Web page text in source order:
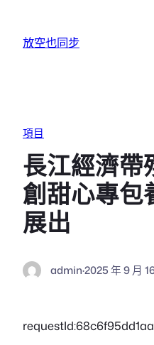
放空也同步
項目
長江經濟帶
創甜心專包
展出
admin·2025 年 9 月